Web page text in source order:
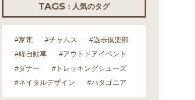
TAGS : 人気のタグ
#家電 #チャムス
#遊歩倶楽部
#軽自動車
#アウトドアイベント
#ダナー
#トレッキングシューズ
#ネイタルデザイン
#パタゴニア